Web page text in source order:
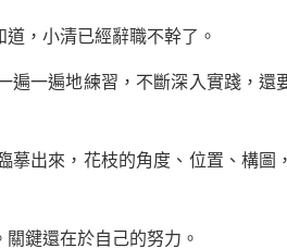
，小清已經辭職不幹了。
一遍地練習，不斷深入實踐，還
出來，花枝的角度、位置、構圖
鍵還在於自己的努力。